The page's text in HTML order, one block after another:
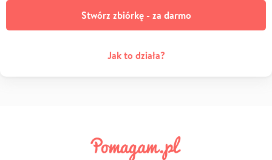
Stwórz zbiórkę - za darmo
Jak to działa?